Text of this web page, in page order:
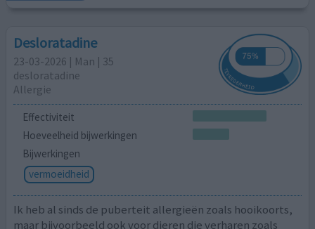
Desloratadine
23-03-2026 | Man | 35
desloratadine
Allergie
Effectiviteit
Hoeveelheid bijwerkingen
Bijwerkingen
vermoeidheid
Ik heb al sinds de puberteit allergieën zoals hooikoorts,
maar bijvoorbeeld ook voor dieren die verharen zoals